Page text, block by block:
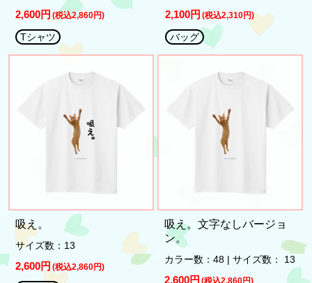
2,600円 (税込2,860円)
Tシャツ
2,100円 (税込2,310円)
バッグ
吸え。
サイズ数：13
2,600円 (税込2,860円)
吸え。文字なしバージョ
ン。
カラー数：48 | サイズ数： 13
2,600円 (税込2,860円)